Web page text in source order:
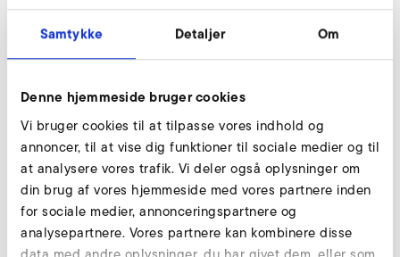
Samtykke Detaljer Om
Denne hjemmeside bruger cookies
Vi bruger cookies til at tilpasse vores indhold og
annoncer, til at vise dig funktioner til sociale medier og til
at analysere vores trafik. Vi deler også oplysninger om
din brug af vores hjemmeside med vores partnere inden
for sociale medier, annonceringspartnere og
analysepartnere. Vores partnere kan kombinere disse
Fin metalfilter med forbindelsesstykke